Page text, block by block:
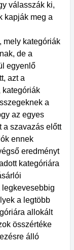
válasszák ki,
kapják meg a
mely kategóriák
de a
egyenlő
azt a
kategóriák
a
az egyes
a szavazás előtt
ennek
eredményt
kategóriára
a legtöbb
allokált
összértéke
álló